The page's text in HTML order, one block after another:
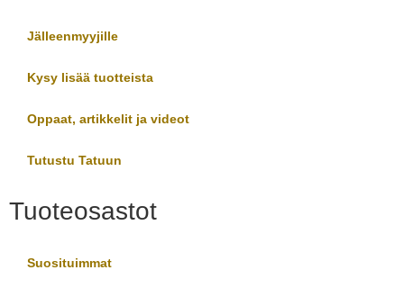
Jälleenmyyjille
Kysy lisää tuotteista
Oppaat, artikkelit ja videot
Tutustu Tatuun
Tuoteosastot
Suosituimmat